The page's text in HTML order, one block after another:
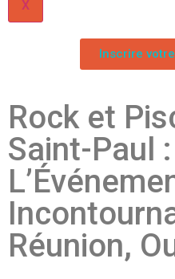
X
Inscrire
Rock et
Saint-Paul :
Réunion,